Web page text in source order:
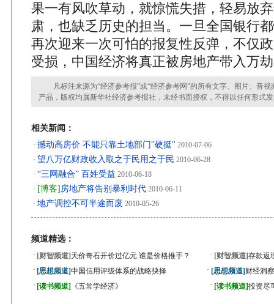
果一有风吹草动，就惊慌失措，轻易放
肃，也缺乏历史的担当。一旦全国银行
再次迎来一次可怕的报复性反弹，不仅
受损，中国经济将真正被房地产带入万
凡标注来源为“经济参考报”或“经济参考网”的所有文字、图片、音视
产品，版权均属新华社经济参考报社，未经书面授权，不得以任何形式
相关新闻：
· 撼动高房价 不能只靠土地部门"硬挺" 2010-07-06
· 望八万亿财政收入取之于民用之于民 2010-06-28
· “三网融合” 百姓受益 2010-06-18
· [博客] 房地产将告别暴利时代 2010-06-11
· 地产调控不可半途而废 2010-05-26
频道精选：
· [财智频道] 天价奇石开价过亿元 谁是价格推手？ · [财智频道]存款返
· [思想频道]中国信用评级体系的战略抉择 · [思想频道] 财经洞
· [读书频道] 《五常学经济》 · [读书频道]投资尽